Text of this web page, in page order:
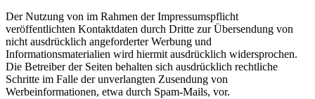
Der Nutzung von im Rahmen der Impressumspflicht
veröffentlichten Kontaktdaten durch Dritte zur Übersendung von
nicht ausdrücklich angeforderter Werbung und
Informationsmaterialien wird hiermit ausdrücklich widersprochen.
Die Betreiber der Seiten behalten sich ausdrücklich rechtliche
Schritte im Falle der unverlangten Zusendung von
Werbeinformationen, etwa durch Spam-Mails, vor.